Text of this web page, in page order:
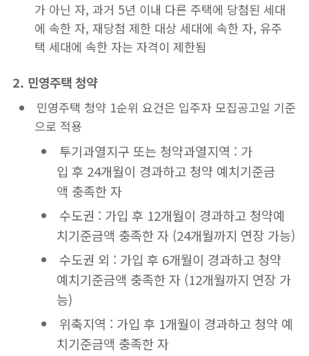
가 아닌 자, 과거 5년 이내 다른 주택에 당첨된 세대
에 속한 자, 재당첨 제한 대상 세대에 속한 자, 유주
택 세대에 속한 자는 자격이 제한됨
2. 민영주택 청약
민영주택 청약 1순위 요건은 입주자 모집공고일 기준
으로 적용
투기과열지구 또는 청약과열지역 : 가
입 후 24개월이 경과하고 청약 예치기준금
액 충족한 자
수도권 : 가입 후 12개월이 경과하고 청약예
치기준금액 충족한 자 (24개월까지 연장 가능)
수도권 외 : 가입 후 6개월이 경과하고 청약
예치기준금액 충족한 자 (12개월까지 연장 가
능)
위축지역 : 가입 후 1개월이 경과하고 청약 예
치기준금액 충족한 자